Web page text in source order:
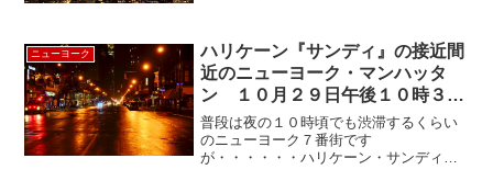
ィ」主題歌などで有名なピアニスト兼
デ...
ニューヨーク
ハリケーン『サンディ』の接近間
近のニューヨーク・マンハッタ
ン １０月２９日午後１０時３０
分の風景
普段は夜の１０時頃でも渋滞するくらい
のニューヨーク７番街です
が・・・・・・ハリケーン・サンディー